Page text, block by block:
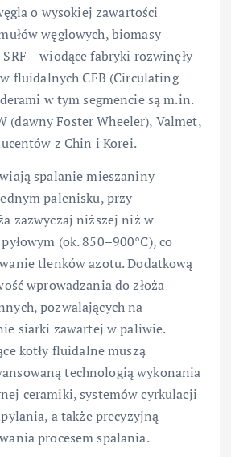
o wysokiej zawartości
węglowych, biomasy
– wiodące fabryki rozwinęły
fluidalnych CFB (Circulating
w tym segmencie są m.in.
(dawny Foster Wheeler), Valmet,
z Chin i Korei.
spalanie mieszaniny
palenisku, przy
zazwyczaj niższej niż w
(ok. 850–900°C), co
tlenków azotu. Dodatkową
wprowadzania do złoża
pozwalających na
siarki zawartej w paliwie.
kotły fluidalne muszą
technologią wykonania
ceramiki, systemów cyrkulacji
a także precyzyjną
procesem spalania.